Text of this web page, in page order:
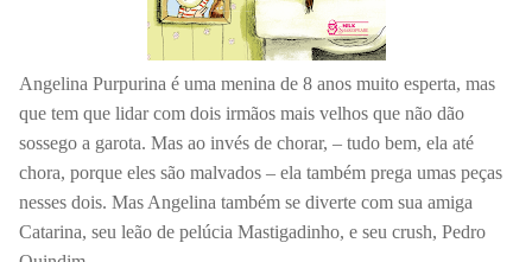
Angelina Purpurina é uma menina de 8 anos muito esperta, mas
que tem que lidar com dois irmãos mais velhos que não dão
sossego a garota. Mas ao invés de chorar, – tudo bem, ela até
chora, porque eles são malvados – ela também prega umas peças
nesses dois. Mas Angelina também se diverte com sua amiga
Catarina, seu leão de pelúcia Mastigadinho, e seu crush, Pedro